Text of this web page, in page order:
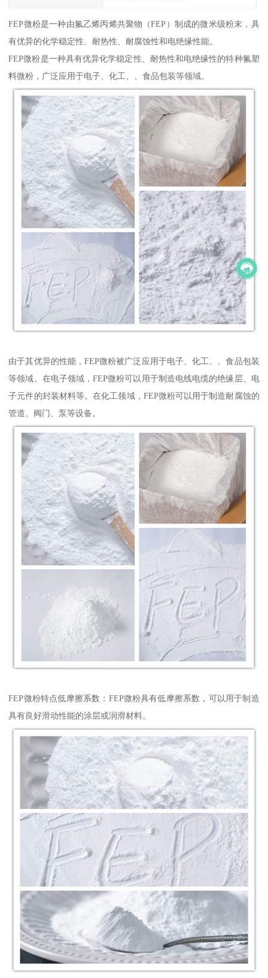
FEP微粉是一种由氟乙烯丙烯共聚物（FEP）制成的微米级粉末，具
有优异的化学稳定性、耐热性、耐腐蚀性和电绝缘性能。
FEP微粉是一种具有优异化学稳定性、耐热性和电绝缘性的特种氟塑
料微粉，广泛应用于电子、化工、、食品包装等领域。
由于其优异的性能，FEP微粉被广泛应用于电子、化工、、食品包装
等领域。在电子领域，FEP微粉可以用于制造电线电缆的绝缘层、电
子元件的封装材料等。在化工领域，FEP微粉可以用于制造耐腐蚀的
管道、阀门、泵等设备。
FEP微粉特点低摩擦系数：FEP微粉具有低摩擦系数，可以用于制造
具有良好滑动性能的涂层或润滑材料。